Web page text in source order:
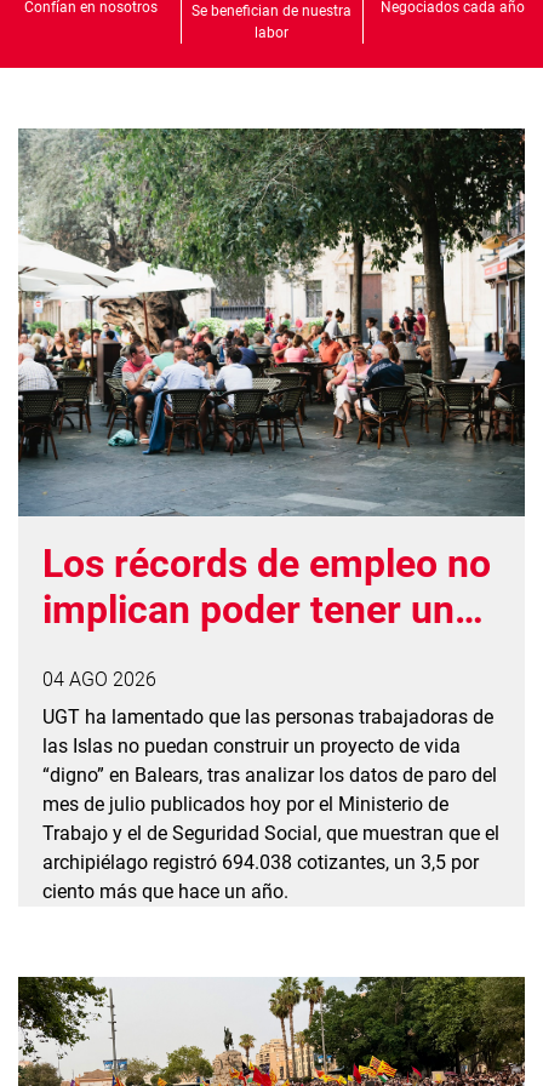
Confían en nosotros
Se benefician de nuestra
labor
Negociados cada año
Los récords de empleo no
implican poder tener un
Balears
04 AGO 2026
UGT ha lamentado que las personas trabajadoras de
las Islas no puedan construir un proyecto de vida
“digno” en Balears, tras analizar los datos de paro del
mes de julio publicados hoy por el Ministerio de
Trabajo y el de Seguridad Social, que muestran que el
archipiélago registró 694.038 cotizantes, un 3,5 por
ciento más que hace un año.